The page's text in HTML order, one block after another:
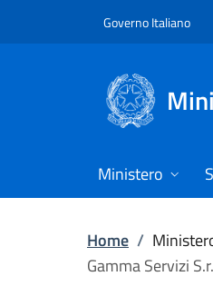
Governo Italiano
Ministero
Home /
Gamma Servizi